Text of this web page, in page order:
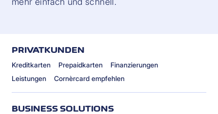
PRIVATKUNDEN
Kreditkarten Prepaidkarten
Finanzierungen
Leistungen
Cornèrcard empfehlen
BUSINESS SOLUTIONS